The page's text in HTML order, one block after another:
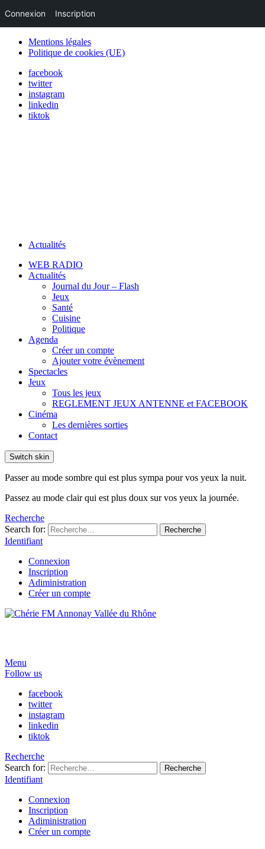
Mentions légales
Politique de cookies (UE)
facebook
twitter
instagram
linkedin
tiktok
Actualités
WEB RADIO
Actualités
Journal du Jour – Flash
Jeux
Santé
Cuisine
Politique
Agenda
Créer un compte
Ajouter votre évènement
Spectacles
Jeux
Tous les jeux
REGLEMENT JEUX ANTENNE et FACEBOOK
Cinéma
Les dernières sorties
Contact
Switch skin
Passer au mode sombre qui est plus sympa pour vos yeux la nuit.
Passez au mode clair qui est plus doux sur vos yeux la journée.
Recherche
Search for:
Recherche
Identifiant
Connexion
Inscription
Adiministration
Créer un compte
Menu
Follow us
facebook
twitter
instagram
linkedin
tiktok
Recherche
Search for:
Recherche
Identifiant
Connexion
Inscription
Adiministration
Créer un compte
Connexion Inscription